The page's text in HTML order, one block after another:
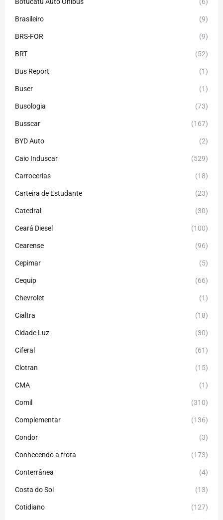
Brasileiro (9)
BRS-FOR (9)
BRT (52)
Bus Report (1)
Buser (1)
Busologia (73)
Busscar (167)
BYD Auto (2)
Caio Induscar (529)
Carrocerias (18)
Carteira de Estudante (23)
Catedral (30)
Ceará Diesel (100)
Cearense (96)
Cepimar (5)
Cequip (66)
Chevrolet (1)
Cialtra (18)
Cidade Luz (30)
Ciferal (61)
Clotran (15)
CMA (1)
Comil (310)
Complementar (136)
Condor (3)
Conhecendo a frota (173)
Conterrânea (4)
Costa do Sol (13)
Cotidiano (127)